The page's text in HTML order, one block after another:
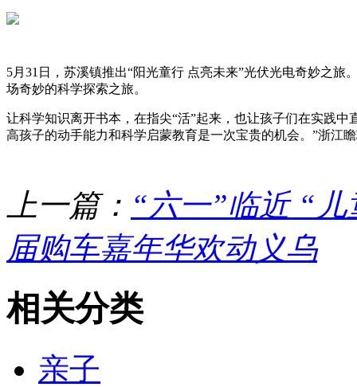
5月31日，苏溪镇推出“阳光童行 点亮未来”光伏光电奇妙之
场奇妙的科学探索之旅。
让科学知识离开书本，在指尖“活”起来，也让孩子们在实践
高孩子的动手能力和科学启蒙教育是一次宝贵的机会。”浙江
上一篇： “六一”临近 “
届购车嘉年华欢动义乌
相关分类
亲子